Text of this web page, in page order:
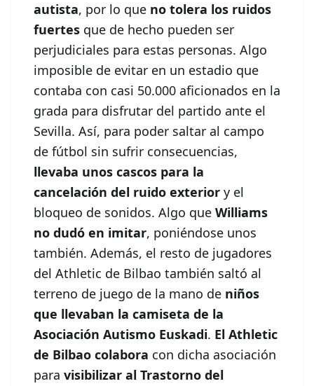
autista, por lo que no tolera los ruidos
fuertes que de hecho pueden ser
perjudiciales para estas personas. Algo
imposible de evitar en un estadio que
contaba con casi 50.000 aficionados en la
grada para disfrutar del partido ante el
Sevilla. Así, para poder saltar al campo
de fútbol sin sufrir consecuencias,
llevaba unos cascos para la
cancelación del ruido exterior y el
bloqueo de sonidos. Algo que Williams
no dudó en imitar, poniéndose unos
también. Además, el resto de jugadores
del Athletic de Bilbao también saltó al
terreno de juego de la mano de niños
que llevaban la camiseta de la
Asociación Autismo Euskadi. El Athletic
de Bilbao colabora con dicha asociación
para visibilizar al Trastorno del